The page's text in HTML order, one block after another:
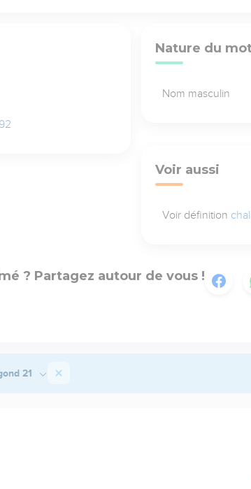
Nature du
Nom masculin
Voir aussi
Voir définition
? Partagez autour de vous !
21